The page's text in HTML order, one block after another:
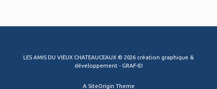
LES AMIS DU VIEUX CHATEAUCEAUX © 2026 création graphique &
développement - GRAF-ID
A SiteOrigin Theme